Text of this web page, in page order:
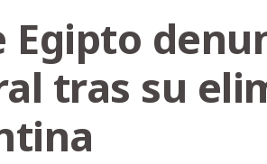
Egipto
tras su